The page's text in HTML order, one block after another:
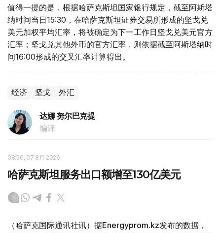
值得一提的是，根据哈萨克斯坦国家银行规定，截至阿斯塔
纳时间当日15:30，在哈萨克斯坦证券交易所形成的坚戈兑
美元加权平均汇率，将被确定为下一工作日坚戈兑美元官方
汇率；坚戈兑其他外币的官方汇率，则依据截至阿斯塔纳时
间16:00形成的交叉汇率计算得出。
经济 坚戈 外汇
达娜 努尔巴克提
编译
08:56, 07 8月 2026
哈萨克斯坦服务出口额增至130亿美元
（哈萨克国际通讯社讯）据Energyprom.kz发布的数据，